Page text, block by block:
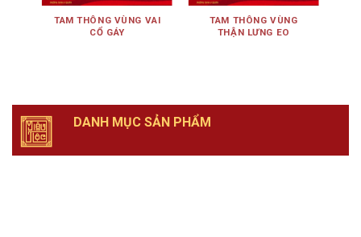
TAM THÔNG VÙNG VAI
CỔ GÁY
TAM THÔNG VÙNG
THẬN LƯNG EO
DANH MỤC SẢN PHẨM